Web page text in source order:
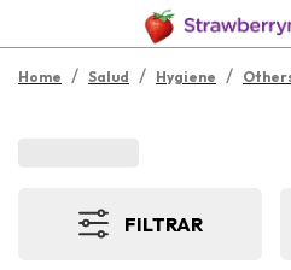
Home / Salud / Hygiene /
FILTRAR